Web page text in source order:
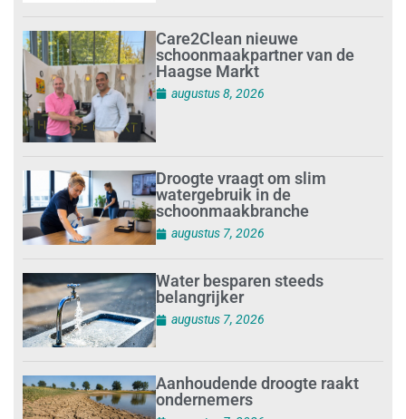
Care2Clean nieuwe
schoonmaakpartner van de
Haagse Markt
augustus 8, 2026
Droogte vraagt om slim
watergebruik in de
schoonmaakbranche
augustus 7, 2026
Water besparen steeds
belangrijker
augustus 7, 2026
Aanhoudende droogte raakt
ondernemers